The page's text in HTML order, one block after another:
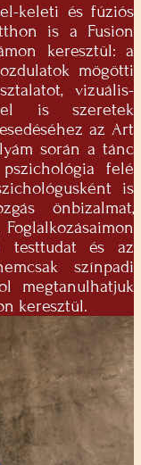
keleti és fúziós
is a Fusion
keresztül: a
mögötti
vizuális-
is szeretek
az Art
során a tánc
felé
is
önbizalmat,
testtudat és az
színpadi
megtanulhatjuk
keresztül.